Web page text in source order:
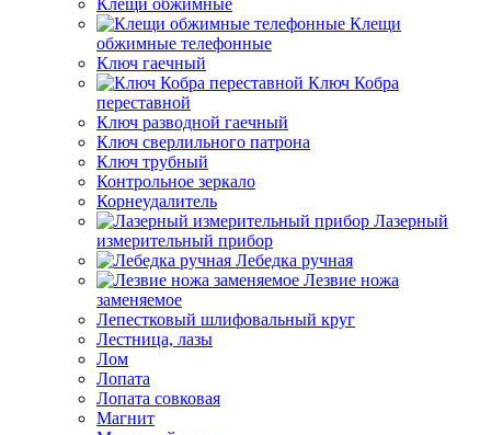
Клещи обжимные
Клещи
обжимные телефонные
Ключ гаечный
Ключ Кобра
переставной
Ключ разводной гаечный
Ключ сверлильного патрона
Ключ трубный
Контрольное зеркало
Корнеудалитель
Лазерный
измерительный прибор
Лебедка ручная
Лезвие ножа
заменяемое
Лепестковый шлифовальный круг
Лестница, лазы
Лом
Лопата
Лопата совковая
Магнит